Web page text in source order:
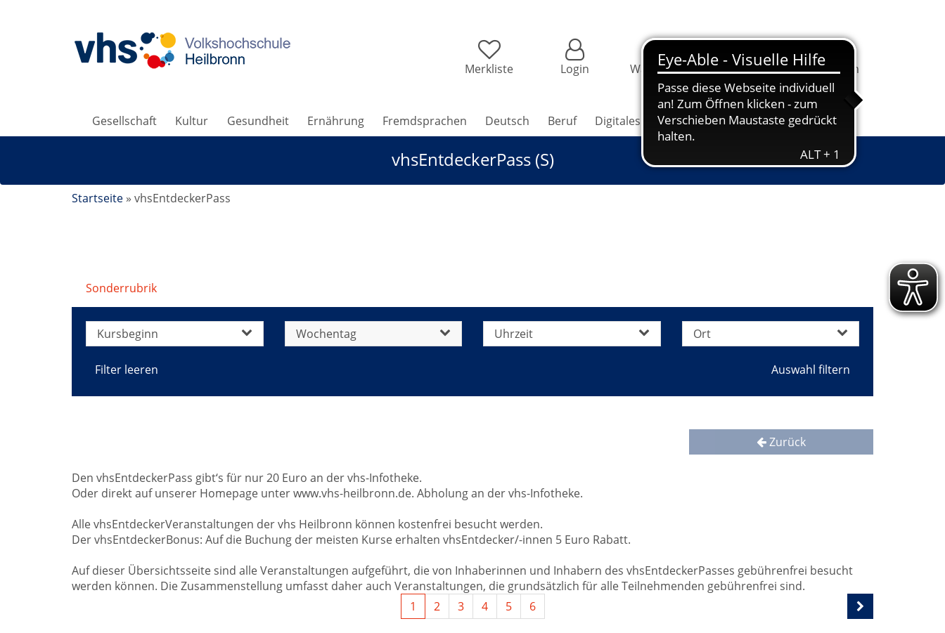
Merkliste Login Warenkorb Information Programm
Gesellschaft Kultur Gesundheit Ernährung Fremdsprachen Deutsch Beruf Digitales Grundbildung Jugendkunstschule
vhsEntdeckerPass (S)
Startseite » vhsEntdeckerPass
Sonderrubrik
Kursbeginn Wochentag Uhrzeit Ort
Filter leeren
Zurück
Den vhsEntdeckerPass gibt‘s für nur 20 Euro an der vhs-Infotheke.
Oder direkt auf unserer Homepage unter www.vhs-heilbronn.de. Abholung an der vhs-Infotheke.
Alle vhsEntdeckerVeranstaltungen der vhs Heilbronn können kostenfrei besucht werden.
Der vhsEntdeckerBonus: Auf die Buchung der meisten Kurse erhalten vhsEntdecker/-innen 5 Euro Rabatt.
Auf dieser Übersichtsseite sind alle Veranstaltungen aufgeführt, die von Inhaberinnen und Inhabern des vhsEntdeckerPasses gebührenfrei besucht
werden können. Die Zusammenstellung umfasst daher auch Veranstaltungen, die grundsätzlich für alle Teilnehmenden gebührenfrei sind.
1
2 3 4 5 6